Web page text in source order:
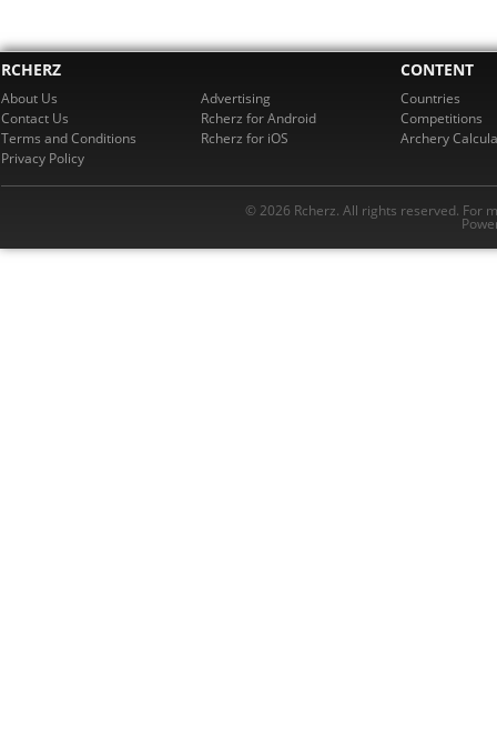
RCHERZ
About Us
Contact Us
Terms and Conditions
Privacy Policy
Advertising
Rcherz for Android
Rcherz for iOS
CONTENT
Countries
Competitions
Archery
© 2026 Rcherz. All rights reserved. For